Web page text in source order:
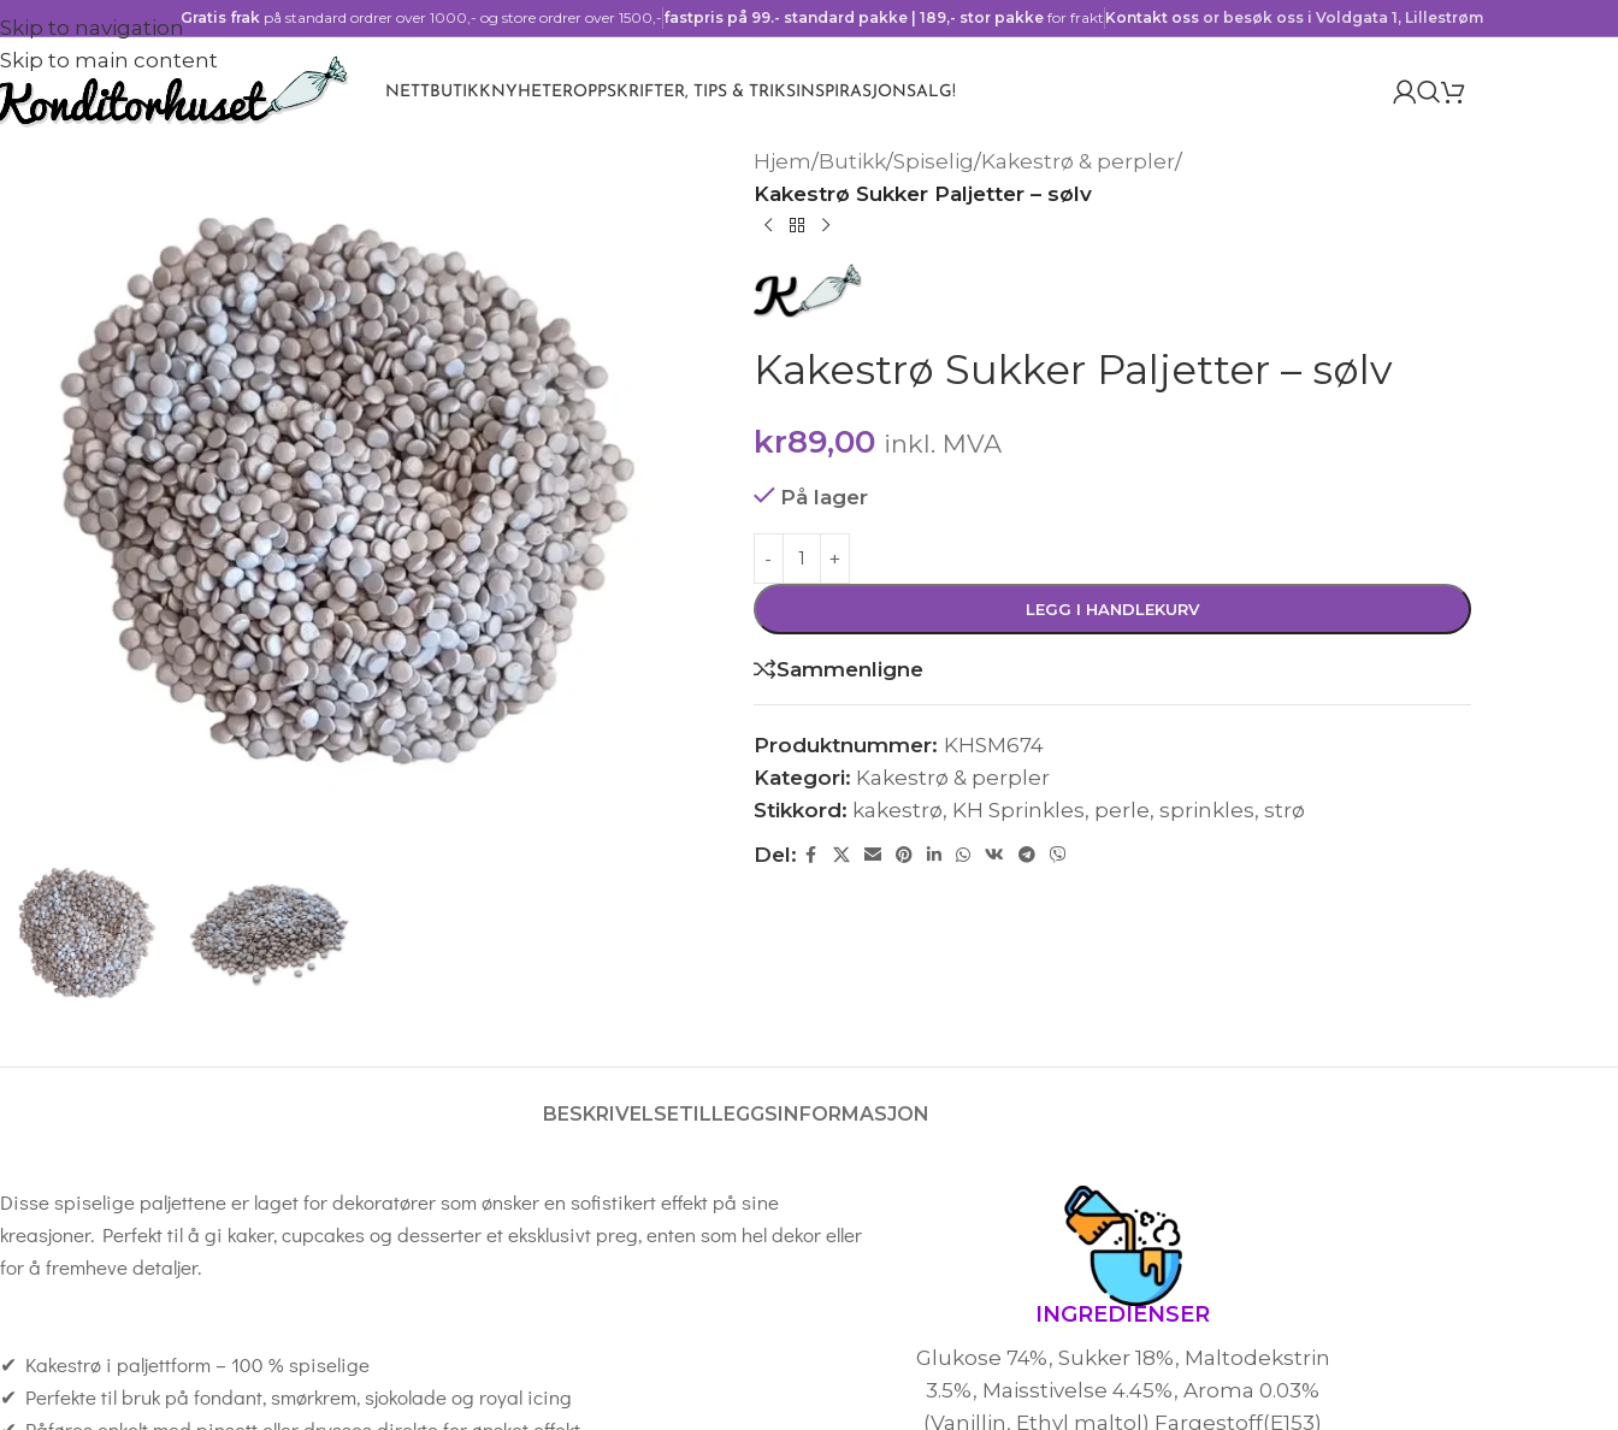
Skip to navigation
Skip to main content
Gratis frak på standard ordrer over 1000,- og store ordrer over 1500,- fastpris på 99.- standard pakke | 189,- stor pakke for frakt Kontakt oss or besøk oss i Voldgata 1, Lillestrøm
NETTBUTIKK NYHETEROPPSKRIFTER, TIPS & TRIKS INSPIRASJON SALG!
Hjem/Butikk/Spiselig/Kakestrø & perpler/
Kakestrø Sukker Paljetter – sølv
Kakestrø Sukker Paljetter – sølv
kr89,00 inkl. MVA
På lager
LEGG I HANDLEKURV
Sammenligne
Produktnummer: KHSM674
Kategori: Kakestrø & perpler
Stikkord: kakestrø, KH Sprinkles, perle, sprinkles, strø
Del:
BESKRIVELSETILLEGGSINFORMASJON
Disse spiselige paljettene er laget for dekoratører som ønsker en sofistikert effekt på sine
kreasjoner. Perfekt til å gi kaker, cupcakes og desserter et eksklusivt preg, enten som hel dekor eller
for å fremheve detaljer.
✔ Kakestrø i paljettform – 100 % spiselige
✔ Perfekte til bruk på fondant, smørkrem, sjokolade og royal icing
INGREDIENSER
Glukose 74%, Sukker 18%, Maltodekstrin
3.5%, Maisstivelse 4.45%, Aroma 0.03%
(Vanillin, Ethyl maltol) Fargestoff(E153)